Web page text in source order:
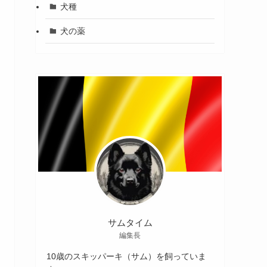
犬種
犬の薬
サムタイム
編集長
10歳のスキッパーキ（サム）を飼っていま